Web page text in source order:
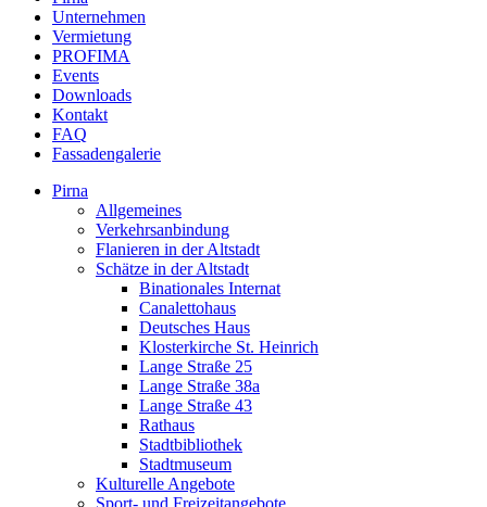
Unternehmen
Vermietung
PROFIMA
Events
Downloads
Kontakt
FAQ
Fassadengalerie
Pirna
Allgemeines
Verkehrsanbindung
Flanieren in der Altstadt
Schätze in der Altstadt
Binationales Internat
Canalettohaus
Deutsches Haus
Klosterkirche St. Heinrich
Lange Straße 25
Lange Straße 38a
Lange Straße 43
Rathaus
Stadtbibliothek
Stadtmuseum
Kulturelle Angebote
Sport- und Freizeitangebote